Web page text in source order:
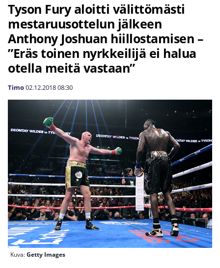
Tyson Fury aloitti välittömästi
mestaruusottelun jälkeen
Anthony Joshuan hiillostamisen –
”Eräs toinen nyrkkeilijä ei halua
otella meitä vastaan”
Timo02.12.201808:30
Kuva:Getty Images